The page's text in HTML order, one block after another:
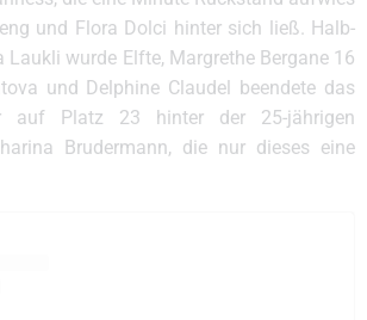
und Flora Dolci hinter sich ließ. Halb-
Laukli wurde Elfte, Margrethe Bergane 16
und Delphine Claudel beendete das
auf Platz 23 hinter der 25-jährigen
Brudermann, die nur dieses eine